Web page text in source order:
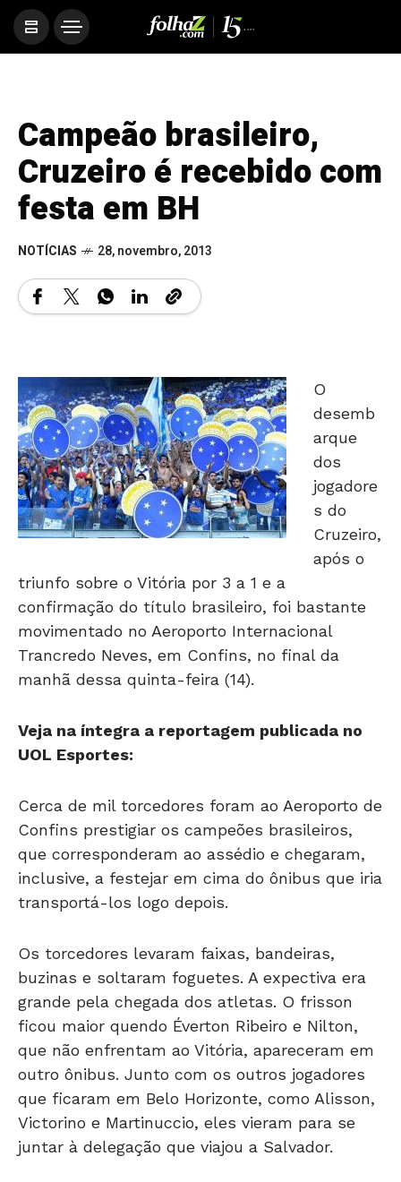
Campeão brasileiro,
Cruzeiro é recebido com
festa em BH
NOTÍCIAS 28, novembro, 2013
O
desemb
arque
dos
jogadore
s do
Cruzeiro,
após o
triunfo sobre o Vitória por 3 a 1 e a
confirmação do título brasileiro, foi bastante
movimentado no Aeroporto Internacional
Trancredo Neves, em Confins, no final da
manhã dessa quinta-feira (14).
Veja na íntegra a reportagem publicada no
UOL Esportes:
Cerca de mil torcedores foram ao Aeroporto de
Confins prestigiar os campeões brasileiros,
que corresponderam ao assédio e chegaram,
inclusive, a festejar em cima do ônibus que iria
transportá-los logo depois.
Os torcedores levaram faixas, bandeiras,
buzinas e soltaram foguetes. A expectiva era
grande pela chegada dos atletas. O frisson
ficou maior quendo Éverton Ribeiro e Nilton,
que não enfrentam ao Vitória, apareceram em
outro ônibus. Junto com os outros jogadores
que ficaram em Belo Horizonte, como Alisson,
Victorino e Martinuccio, eles vieram para se
juntar à delegação que viajou a Salvador.